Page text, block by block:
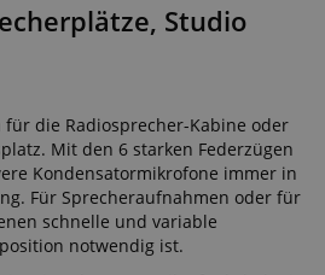
Studio
die Radiosprecher-Kabine oder
Mit den 6 starken Federzügen
Kondensatormikrofone immer in
Für Sprecheraufnahmen oder für
schnelle und variable
notwendig ist.